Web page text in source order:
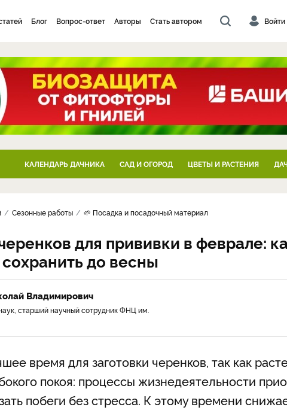
Блог Вопрос-ответ Авторы Стать автором Войти
КАЛЕНДАРЬ ДАЧНИКА САД И ОГОРОД ЦВЕТЫ И РАСТЕНИЯ
Сезонные работы 🌱 Посадка и посадочный материал
для прививки в феврале:
до весны
Владимирович
старший научный сотрудник ФНЦ им.
время для заготовки черенков, так как
покоя: процессы жизнедеятельности
побеги без стресса. К этому времени